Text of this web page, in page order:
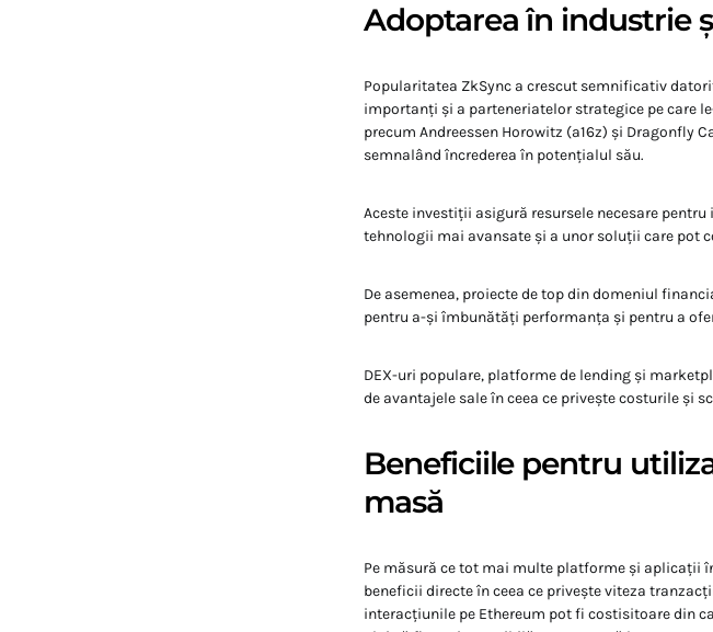
Adoptarea în industrie
Popularitatea ZkSync a crescut semnificativ
importanți și a parteneriatelor strategice pe care
precum Andreessen Horowitz (a16z) și Dragonfly
semnalând încrederea în potențialul său.
Aceste investiții asigură resursele necesare
tehnologii mai avansate și a unor soluții care pot
De asemenea, proiecte de top din domeniul
pentru a-și îmbunătăți performanța și pentru a
DEX-uri populare, platforme de lending și
de avantajele sale în ceea ce privește costurile și
Beneficiile pentru
masă
Pe măsură ce tot mai multe platforme și aplicații
beneficii directe în ceea ce privește viteza
interacțiunile pe Ethereum pot fi costisitoare din